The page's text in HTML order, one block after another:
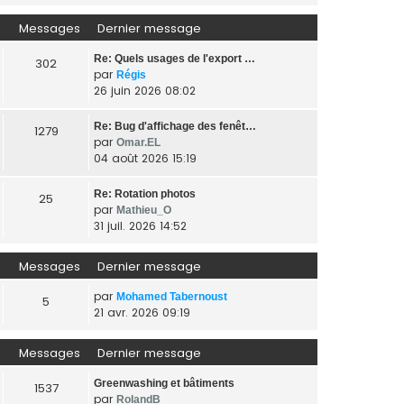
Messages Dernier message
302 Re: Quels usages de l'export …
par Régis
26 juin 2026 08:02
1279 Re: Bug d'affichage des fenêt…
par Omar.EL
04 août 2026 15:19
25 Re: Rotation photos
par Mathieu_O
31 juil. 2026 14:52
Messages Dernier message
5 par Mohamed Tabernoust
21 avr. 2026 09:19
Messages Dernier message
1537 Greenwashing et bâtiments
par RolandB